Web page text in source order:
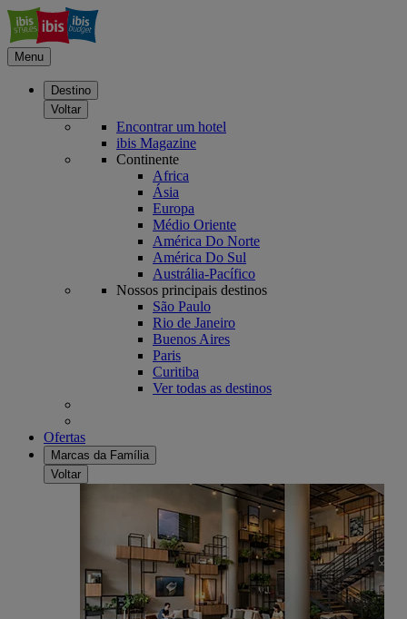
Menu
Destino
Voltar
Encontrar um hotel
ibis Magazine
Continente
Africa
Ásia
Europa
Médio Oriente
América Do Norte
América Do Sul
Austrália-Pacífico
Nossos principais destinos
São Paulo
Rio de Janeiro
Buenos Aires
Paris
Curitiba
Ver todas as destinos
Ofertas
Marcas da Família
Voltar